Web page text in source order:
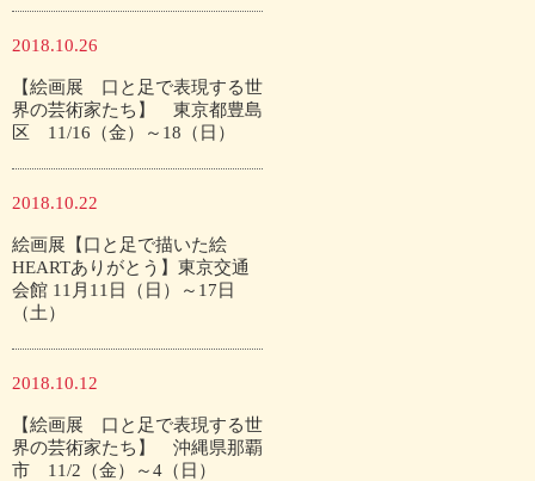
2018.10.26
【絵画展 口と足で表現する世
界の芸術家たち】 東京都豊島
区 11/16（金）～18（日）
2018.10.22
絵画展【口と足で描いた絵
HEARTありがとう】東京交通
会館 11月11日（日）～17日
（土）
2018.10.12
【絵画展 口と足で表現する世
界の芸術家たち】 沖縄県那覇
市 11/2（金）～4（日）